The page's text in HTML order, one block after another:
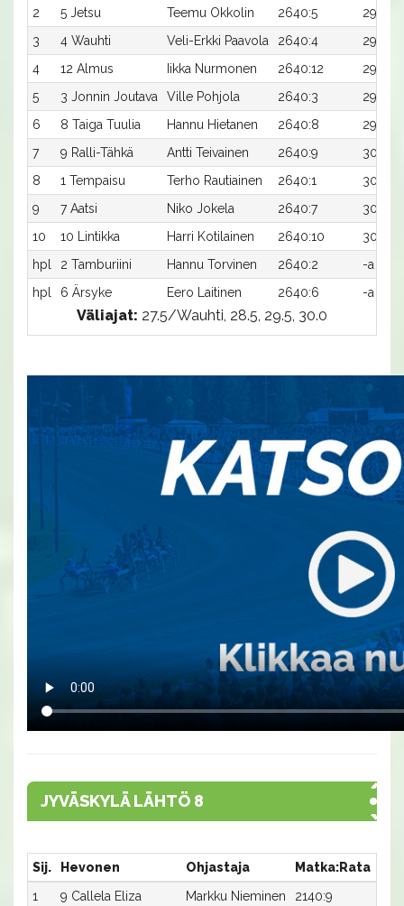
2
5 Jetsu Teemu Okkolin 2640:5
29,1a
3
4 Wauhti Veli-Erkki Paavola 2640:4
29,2a
4
12 Almus Iikka Nurmonen 2640:12
29,2a
5
3 Jonnin Joutava Ville Pohjola 2640:3
29,2a
6
8 Taiga Tuulia Hannu Hietanen 2640:8
29,4a
7
9 Ralli-Tähkä Antti Teivainen 2640:9
30,2ax
8
1 Tempaisu Terho Rautiainen 2640:1
30,2a
9
7 Aatsi Niko Jokela 2640:7
30,3a
10
10 Lintikka Harri Kotilainen 2640:10
30,6a
hpl
2 Tamburiini Hannu Torvinen 2640:2
-a
hpl
6 Ärsyke Eero Laitinen 2640:6 -a
Väliajat: 27.5/Wauhti, 28.5, 29.5, 30.0
JYVÄSKYLÄ LÄHTÖ 8
Sij. Hevonen Ohjastaja Matka:Rata
1
9 Callela Eliza Markku Nieminen 2140:9